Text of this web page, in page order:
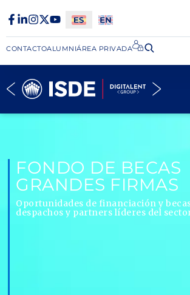
CONTACTOALUMNIÁREA PRIVADA​
FONDO DE BECAS
GRANDES FIRMAS
Oportunidades de financiación y
despachos y partners líderes del